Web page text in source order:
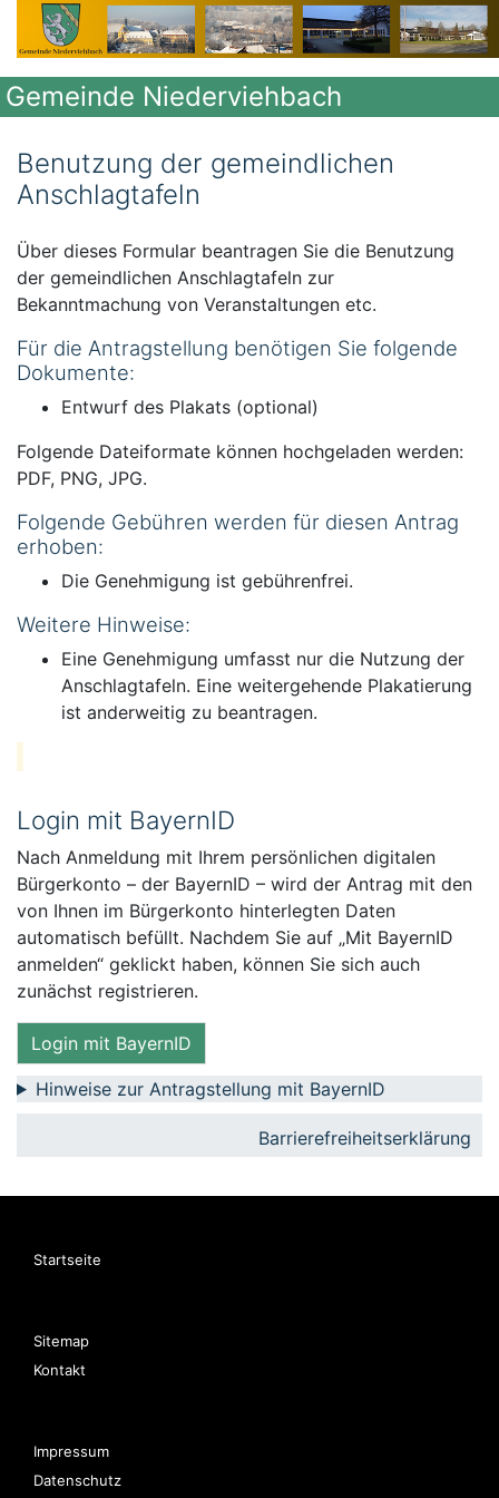
Gemeinde Niederviehbach
Benutzung der gemeindlichen
Anschlagtafeln
Über dieses Formular beantragen Sie die Benutzung
der gemeindlichen Anschlagtafeln zur
Bekanntmachung von Veranstaltungen etc.
Für die Antragstellung benötigen Sie folgende
Dokumente:
Entwurf des Plakats (optional)
Folgende Dateiformate können hochgeladen werden:
PDF, PNG, JPG.
Folgende Gebühren werden für diesen Antrag
erhoben:
Die Genehmigung ist gebührenfrei.
Weitere Hinweise:
Eine Genehmigung umfasst nur die Nutzung der
Anschlagtafeln. Eine weitergehende Plakatierung
ist anderweitig zu beantragen.
Login mit BayernID
Nach Anmeldung mit Ihrem persönlichen digitalen
Bürgerkonto – der BayernID – wird der Antrag mit den
von Ihnen im Bürgerkonto hinterlegten Daten
automatisch befüllt. Nachdem Sie auf „Mit BayernID
anmelden“ geklickt haben, können Sie sich auch
zunächst registrieren.
Login mit BayernID
Hinweise zur Antragstellung mit BayernID
Barrierefreiheitserklärung
Startseite
Sitemap
Kontakt
Impressum
Datenschutz